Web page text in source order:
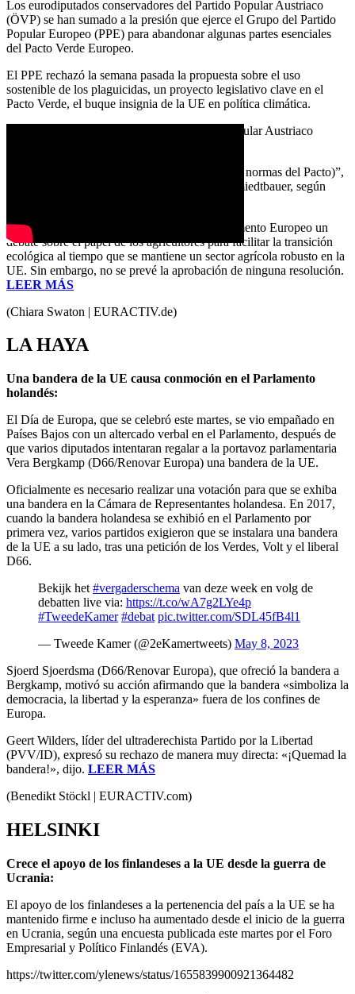
Los eurodiputados conservadores del Partido Popular Austriaco
(ÖVP) se han sumado a la presión que ejerce el Grupo del Partido
Popular Europeo (PPE) para abandonar algunas partes esenciales
del Pacto Verde Europeo.
El PPE rechazó la semana pasada la propuesta sobre el uso
sostenible de los plaguicidas, un proyecto legislativo clave en el
Pacto Verde, el buque insignia de la UE en política climática.
Los eurodiputados del conservador Partido Popular Austriaco
«Los agricultores ya no pueden adaptarse (a las normas del Pacto)”,
aseguró la eurodiputada del OVP Simone Schmiedtbauer, según
Este miércoles se celebra en el pleno del Parlamento Europeo un
debate sobre el papel de los agricultores para facilitar la transición
ecológica al tiempo que se mantiene un sector agrícola robusto en la
UE. Sin embargo, no se prevé la aprobación de ninguna resolución.
LEER MÁS
(Chiara Swaton | EURACTIV.de)
LA HAYA
Una bandera de la UE causa conmoción en el Parlamento
holandés:
El Día de Europa, que se celebró este martes, se vio empañado en
Países Bajos con un altercado verbal en el Parlamento, después de
que varios diputados intentaran regalar a la portavoz parlamentaria
Vera Bergkamp (D66/Renovar Europa) una bandera de la UE.
Oficialmente es necesario realizar una votación para que se exhiba
una bandera en la Cámara de Representantes holandesa. En 2017,
cuando la bandera holandesa se exhibió en el Parlamento por
primera vez, varios partidos exigieron que se instalara una bandera
de la UE a su lado, tras una petición de los Verdes, Volt y el liberal
D66.
Bekijk het #vergaderschema van deze week en volg de
debatten live via: https://t.co/wA7g2LYe4p
#TweedeKamer #debat pic.twitter.com/SDL45fB4l1
— Tweede Kamer (@2eKamertweets) May 8, 2023
Sjoerd Sjoerdsma (D66/Renovar Europa), que ofreció la bandera a
Bergkamp, motivó su acción afirmando que la bandera «simboliza la
democracia, la libertad y la esperanza» fuera de los confines de
Europa.
Geert Wilders, líder del ultraderechista Partido por la Libertad
(PVV/ID), expresó su rechazo de manera muy directa: «¡Quemad la
bandera!», dijo. LEER MÁS
(Benedikt Stöckl | EURACTIV.com)
HELSINKI
Crece el apoyo de los finlandeses a la UE desde la guerra de
Ucrania:
El apoyo de los finlandeses a la pertenencia del país a la UE se ha
mantenido firme e incluso ha aumentado desde el inicio de la guerra
en Ucrania, según una encuesta publicada este martes por el Foro
Empresarial y Político Finlandés (EVA).
https://twitter.com/ylenews/status/1655839900921364482